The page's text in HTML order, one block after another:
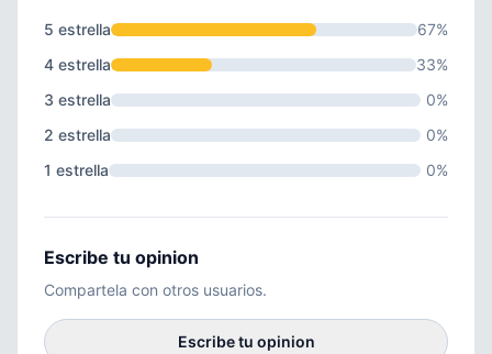
5 estrella
67%
4 estrella
33%
3 estrella
0%
2 estrella
0%
1 estrella
0%
Escribe tu opinion
Compartela con otros usuarios.
Escribe tu opinion